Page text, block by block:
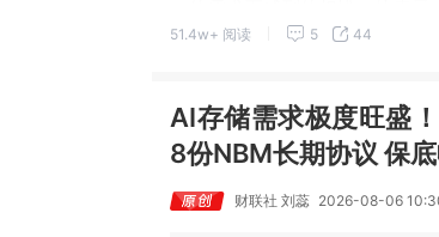
超过了供应增速。
51.4w+ 阅读 5 44
AI存储需求极度旺盛
8份NBM长期协议 保
财联社 刘蕊 2026-08-06